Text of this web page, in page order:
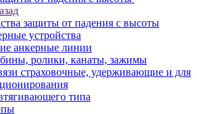
защиты от падения с высоты
устройства
анкерные линии
ролики, канаты, зажимы
страховочные, удерживающие и для
типа